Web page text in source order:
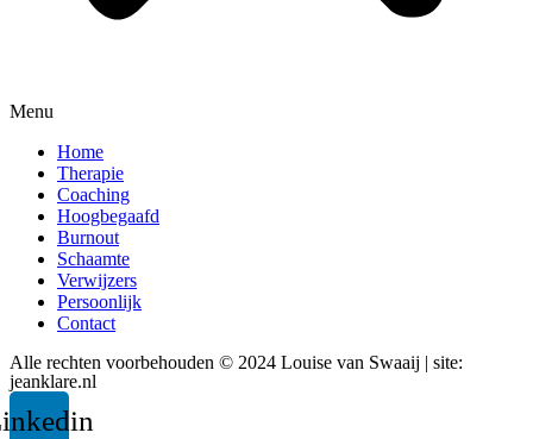
Menu
Home
Therapie
Coaching
Hoogbegaafd
Burnout
Schaamte
Verwijzers
Persoonlijk
Contact
Alle rechten voorbehouden © 2024 Louise van Swaaij | site:
jeanklare.nl